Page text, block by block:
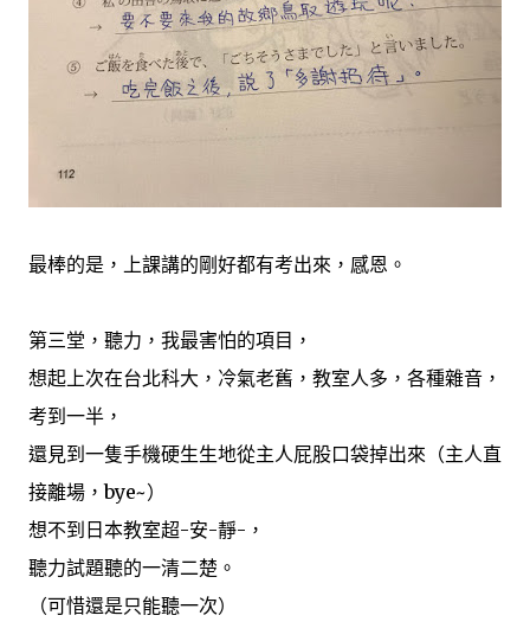
最棒的是，上課講的剛好都有考出來，感恩。
第三堂，聽力，我最害怕的項目，
想起上次在台北科大，冷氣老舊，教室人多，各種雜音，
考到一半，
還見到一隻手機硬生生地從主人屁股口袋掉出來（主人直
接離場，bye~）
想不到日本教室超-安-靜-，
聽力試題聽的一清二楚。
（可惜還是只能聽一次）